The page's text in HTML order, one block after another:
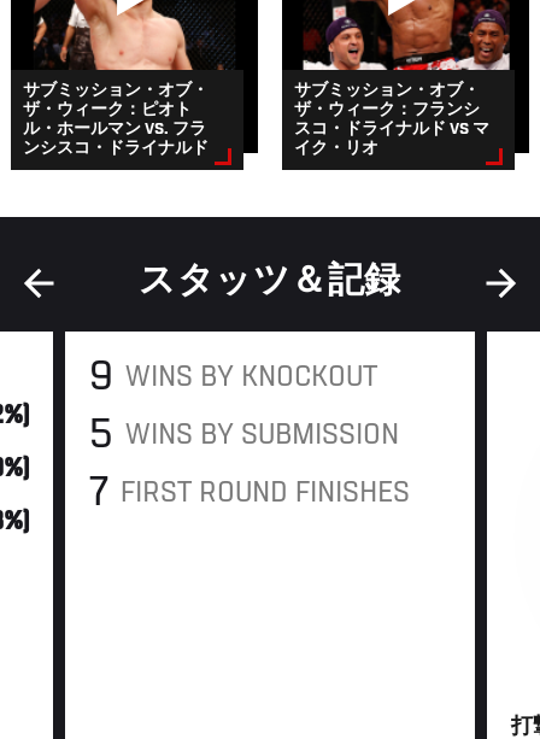
サブミッション・オブ・
ザ・ウィーク：ピオト
ル・ホールマン VS. フラ
ンシスコ・ドライナルド
サブミッション・オブ・
ザ・ウィーク：フランシ
スコ・ドライナルド VS マ
イク・リオ
スタッツ＆記録
9 WINS BY KNOCKOUT
5 WINS BY SUBMISSION
7 FIRST ROUND FINISHES
打